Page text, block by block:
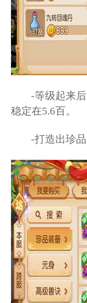
-等级起来
稳定在5.6百。
-打造出珍